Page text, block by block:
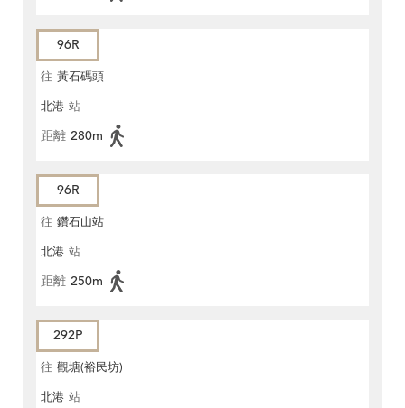
96R
往 黃石碼頭
北港 站
距離 280m
96R
往 鑽石山站
北港 站
距離 250m
292P
往 觀塘(裕民坊)
北港 站